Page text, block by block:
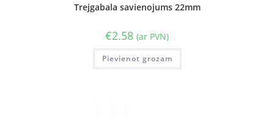
Trejgabala savienojums 22mm
€2.58 (ar PVN)
Pievienot grozam